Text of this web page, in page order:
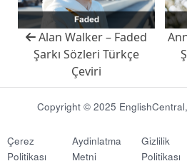
Alan Walker – Faded
Şarkı Sözleri Türkçe
Çeviri
Copyright © 2025
Çerez
Politikası
Aydinlatma
Metni
Gizlilik
Politikası